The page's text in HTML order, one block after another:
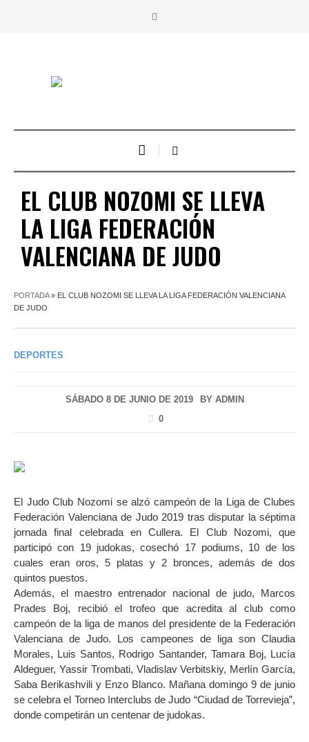
EL CLUB NOZOMI SE LLEVA
LA LIGA FEDERACIÓN
VALENCIANA DE JUDO
PORTADA» EL CLUB NOZOMI SE LLEVA LA LIGA FEDERACIÓN VALENCIANA
DE JUDO
DEPORTES
SÁBADO 8 DE JUNIO DE 2019 BY ADMIN
0
El Judo Club Nozomi se alzó campeón de la Liga de Clubes
Federación Valenciana de Judo 2019 tras disputar la séptima
jornada final celebrada en Cullera. El Club Nozomi, que
participó con 19 judokas, cosechó 17 podiums, 10 de los
cuales eran oros, 5 platas y 2 bronces, además de dos
quintos puestos.
Además, el maestro entrenador nacional de judo, Marcos
Prades Boj, recibió el trofeo que acredita al club como
campeón de la liga de manos del presidente de la Federación
Valenciana de Judo. Los campeones de liga son Claudia
Morales, Luis Santos, Rodrigo Santander, Tamara Boj, Lucía
Aldeguer, Yassir Trombati, Vladislav Verbitskiy, Merlín García,
Saba Berikashvili y Enzo Blanco. Mañana domingo 9 de junio
se celebra el Torneo Interclubs de Judo “Ciudad de Torrevieja”,
donde competirán un centenar de judokas.